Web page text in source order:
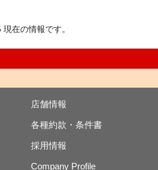
在の情報です。
店舗情報
各種約款・条件書
採用情報
Company Profile